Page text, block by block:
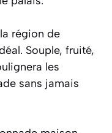
région de
Souple, fruité,
les
sans jamais